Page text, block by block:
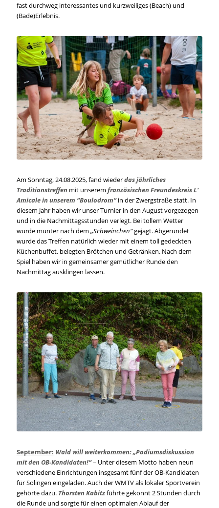
fast durchweg interessantes und kurzweiliges (Beach) und
(Bade)Erlebnis.
Am Sonntag, 24.08.2025, fand wiederdas jährliches
Traditionstreffen mit unserem französischen Freundeskreis L‘
Amicale in unserem “Boulodrom“in der Zwergstraße statt. In
diesem Jahr haben wir unser Turnier in den August vorgezogen
und in die Nachmittagsstunden verlegt. Bei tollem Wetter
wurde munter nach dem ,,Schweinchen“gejagt. Abgerundet
wurde das Treffen natürlich wieder mit einem toll gedeckten
Küchenbuffet, belegten Brötchen und Getränken. Nach dem
Spiel haben wir in gemeinsamer gemütlicher Runde den
Nachmittag ausklingen lassen.
September: Wald will weiterkommen: „Podiumsdiskussion
mit den OB-Kandidaten!“– Unter diesem Motto haben neun
verschiedene Einrichtungen insgesamt fünf der OB-Kandidaten
für Solingen eingeladen. Auch der WMTV als lokaler Sportverein
gehörte dazu. Thorsten Kabitzführte gekonnt 2 Stunden durch
die Runde und sorgte für einen optimalen Ablauf der